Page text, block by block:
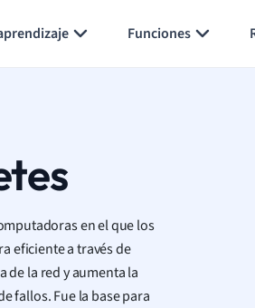
Funciones
en el que los
eficiente a través de
de la red y aumenta la
fallos. Fue la base para